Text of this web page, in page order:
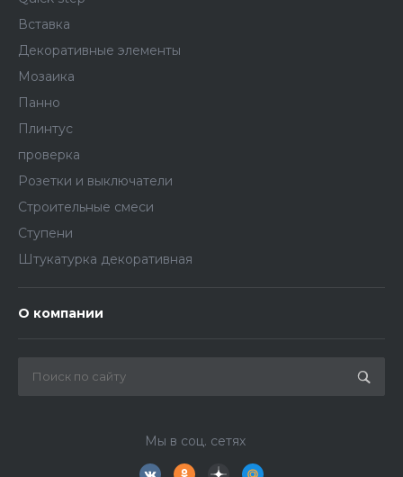
Вставка
Декоративные элементы
Мозаика
Панно
Плинтус
проверка
Розетки и выключатели
Строительные смеси
Ступени
Штукатурка декоративная
О компании
Мы в соц. сетях